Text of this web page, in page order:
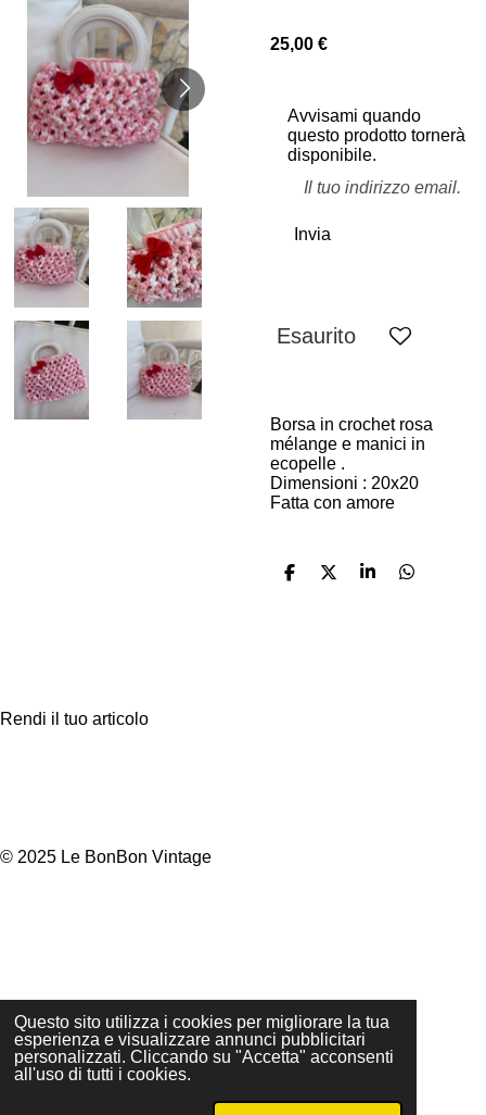
Questo sito utilizza i cookies per migliorare la tua
esperienza e visualizzare annunci pubblicitari
personalizzati. Cliccando su "Accetta" acconsenti
all'uso di tutti i cookies.
25,00 €
Avvisami quando
questo prodotto tornerà
disponibile.
Invia
Esaurito
Borsa in crochet rosa
mélange e manici in
ecopelle .
Dimensioni : 20x20
Fatta con amore
C
C
C
C
Rendi il tuo articolo
© 2025 Le BonBon Vintage